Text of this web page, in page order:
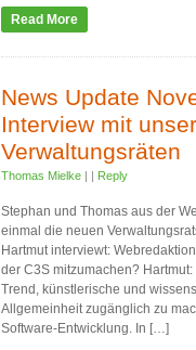
Read More
News Update
Interview mit
Verwaltungsräten
Thomas Mielke | | Reply
Stephan und Thomas aus der
einmal die neuen
Hartmut interviewt:
der C3S mitzumachen?
Trend, künstlerische und
Allgemeinheit zugänglich zu
Software-Entwicklung. In […]